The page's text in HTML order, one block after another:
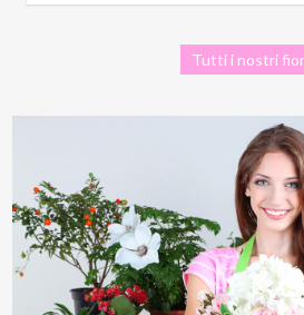
Tutti i nostri